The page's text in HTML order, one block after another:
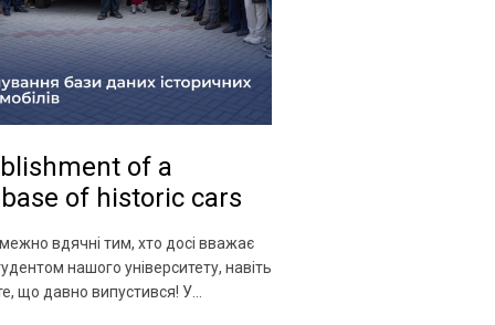
of a
of historic cars
вдячні тим, хто досі вважає
нашого університету, навіть
що давно випустився! У